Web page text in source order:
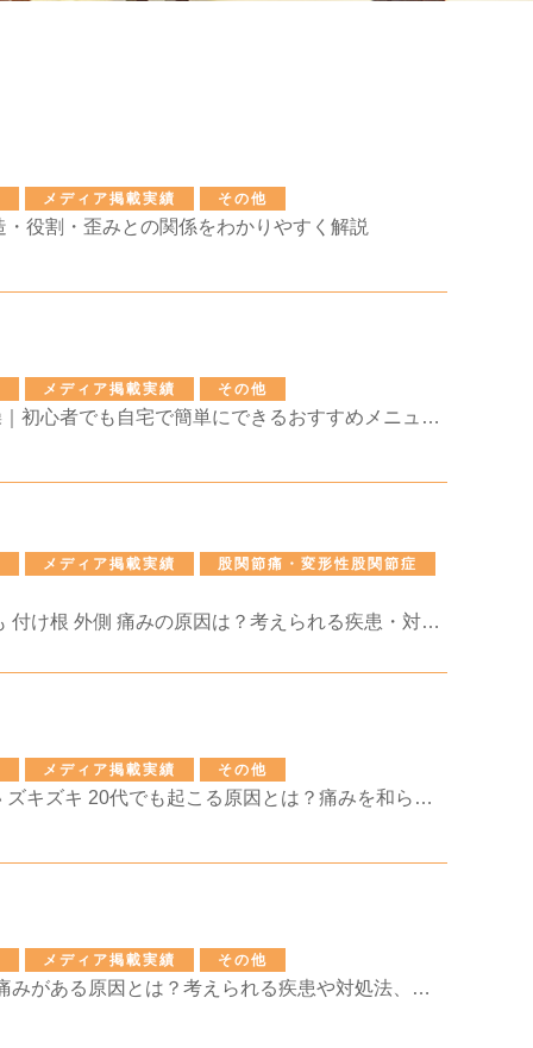
メディア掲載実績 その他
・役割・歪みとの関係をわかりやすく解説
メディア掲載実績 その他
体幹を鍛える体操｜初心者でも自宅で簡単にできるおすすめメニューと効果を解説
メディア掲載実績 股関節痛・変形性股関節症
ランニング 太もも 付け根 外側 痛みの原因は？考えられる疾患・対処法・再発予防まで徹底解説
メディア掲載実績 その他
肩の付け根が痛い ズキズキ 20代でも起こる原因とは？痛みを和らげる対処法や受診の目安を解説
メディア掲載実績 その他
肩の骨 出っ張り 痛みがある原因とは？考えられる疾患や対処法、受診の目安を解説